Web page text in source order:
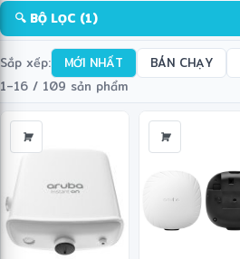
🔍 BỘ LỌC (1)
Sắp xếp: MỚI NHẤT BÁN CHẠY
1–16 / 109 sản phẩm